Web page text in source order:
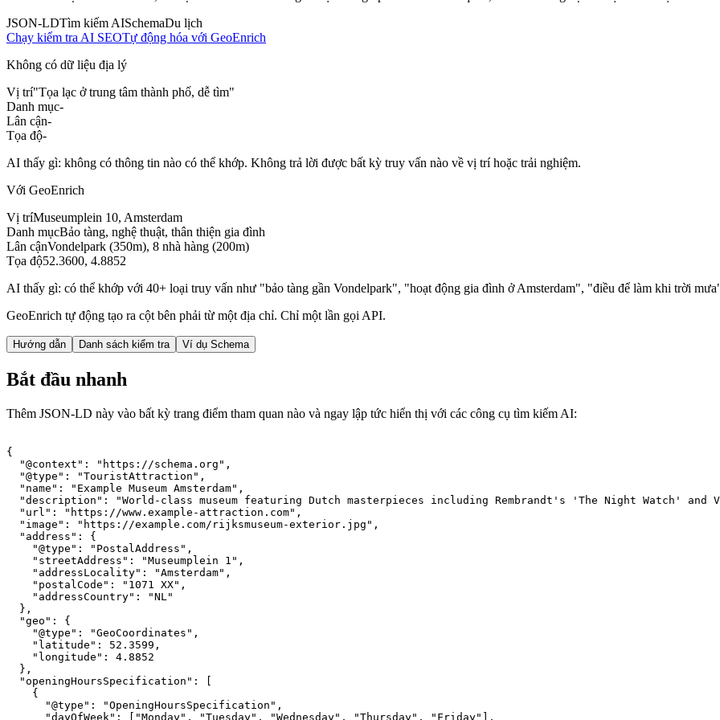
JSON-LDTìm kiếm AISchemaDu lịch
Chạy kiểm tra AI SEOTự động hóa với GeoEnrich
Không có dữ liệu địa lý
Vị trí"Tọa lạc ở trung tâm thành phố, dễ tìm"
Danh mục-
Lân cận-
Tọa độ-
AI thấy gì: không có thông tin nào có thể khớp. Không trả lời được bất kỳ truy vấn nào về vị trí hoặc trải nghiệm.
Với GeoEnrich
Vị tríMuseumplein 10, Amsterdam
Danh mụcBảo tàng, nghệ thuật, thân thiện gia đình
Lân cậnVondelpark (350m), 8 nhà hàng (200m)
Tọa độ52.3600, 4.8852
AI thấy gì: có thể khớp với 40+ loại truy vấn như "bảo tàng gần Vondelpark", "hoạt động gia đình ở Amsterdam", "điều để làm khi trời
GeoEnrich tự động tạo ra cột bên phải từ một địa chỉ. Chỉ một lần gọi API.
Hướng dẫn Danh sách kiểm tra Ví dụ Schema
Bắt đầu nhanh
Thêm JSON-LD này vào bất kỳ trang điểm tham quan nào và ngay lập tức hiển thị với các công cụ tìm kiếm AI:
{
  "@context": "https://schema.org",
  "@type": "TouristAttraction",
  "name": "Example Museum Amsterdam",
"description": "World-class museum featuring Dutch masterpieces including Rembrandt's 'The Night Watch'
  "url": "https://www.example-attraction.com",
  "image": "https://example.com/rijksmuseum-exterior.jpg",
  "address": {
    "@type": "PostalAddress",
    "streetAddress": "Museumplein 1",
    "addressLocality": "Amsterdam",
    "postalCode": "1071 XX",
    "addressCountry": "NL"
  },
  "geo": {
    "@type": "GeoCoordinates",
    "latitude": 52.3599,
    "longitude": 4.8852
  },
  "openingHoursSpecification": [
    {
      "@type": "OpeningHoursSpecification",
      "dayOfWeek": ["Monday", "Tuesday", "Wednesday", "Thursday", "Friday"],